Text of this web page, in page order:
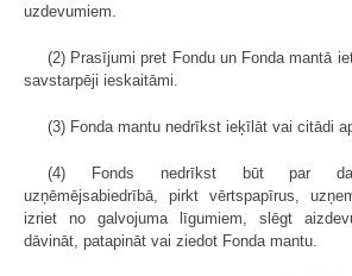
uzdevumiem.
(2) Prasījumi pret Fondu un Fonda mantā
savstarpēji ieskaitāmi.
(3) Fonda mantu nedrīkst ieķīlāt vai citādi
(4) Fonds nedrīkst būt par
uzņēmējsabiedrībā, pirkt vērtspapīrus,
izriet no galvojuma līgumiem, slēgt
dāvināt, patapināt vai ziedot Fonda mantu.